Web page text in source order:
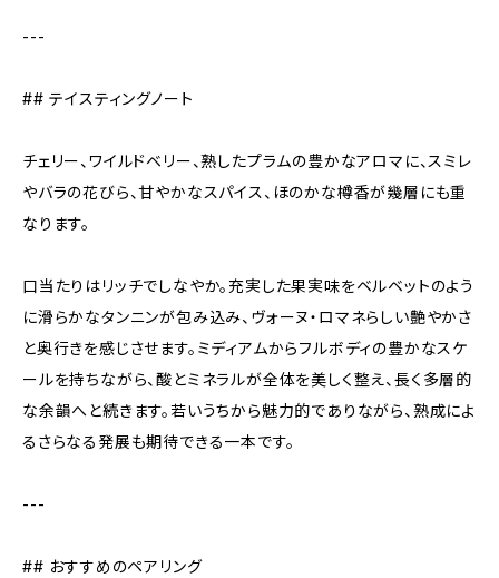
---
## テイスティングノート
チェリー、ワイルドベリー、熟したプラムの豊かなアロマに、スミレ
やバラの花びら、甘やかなスパイス、ほのかな樽香が幾層にも重
なります。
口当たりはリッチでしなやか。充実した果実味をベルベットのよう
に滑らかなタンニンが包み込み、ヴォーヌ・ロマネらしい艶やかさ
と奥行きを感じさせます。ミディアムからフルボディの豊かなスケ
ールを持ちながら、酸とミネラルが全体を美しく整え、長く多層的
な余韻へと続きます。若いうちから魅力的でありながら、熟成によ
るさらなる発展も期待できる一本です。
---
## おすすめのペアリング